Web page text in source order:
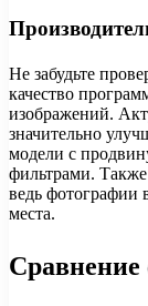
Не забудьте
качество
изображений.
значительно
модели с
фильтрами.
ведь фотографии
места.